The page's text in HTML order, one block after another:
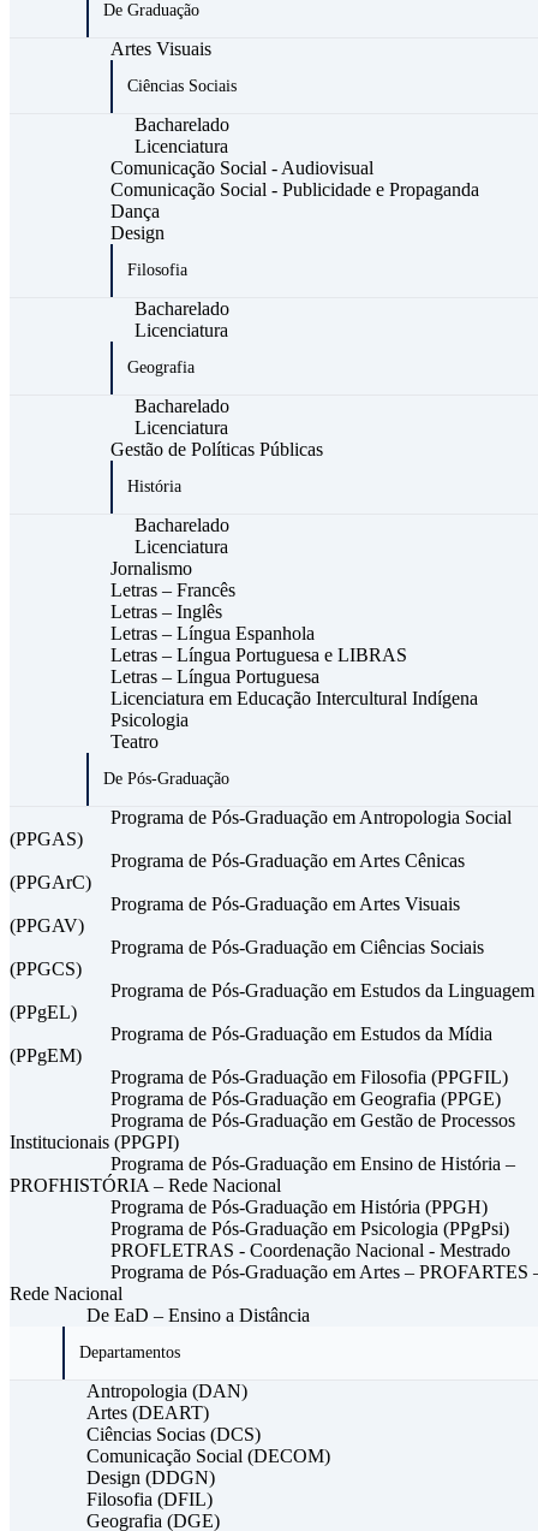
De Graduação
Artes Visuais
Ciências Sociais
Bacharelado
Licenciatura
Comunicação Social - Audiovisual
Comunicação Social - Publicidade e Propaganda
Dança
Design
Filosofia
Bacharelado
Licenciatura
Geografia
Bacharelado
Licenciatura
Gestão de Políticas Públicas
História
Bacharelado
Licenciatura
Jornalismo
Letras – Francês
Letras – Inglês
Letras – Língua Espanhola
Letras – Língua Portuguesa e LIBRAS
Letras – Língua Portuguesa
Licenciatura em Educação Intercultural Indígena
Psicologia
Teatro
De Pós-Graduação
Programa de Pós-Graduação em Antropologia Social
(PPGAS)
Programa de Pós-Graduação em Artes Cênicas
(PPGArC)
Programa de Pós-Graduação em Artes Visuais
(PPGAV)
Programa de Pós-Graduação em Ciências Sociais
(PPGCS)
Programa de Pós-Graduação em Estudos da Linguagem
(PPgEL)
Programa de Pós-Graduação em Estudos da Mídia
(PPgEM)
Programa de Pós-Graduação em Filosofia (PPGFIL)
Programa de Pós-Graduação em Geografia (PPGE)
Programa de Pós-Graduação em Gestão de Processos
Institucionais (PPGPI)
Programa de Pós-Graduação em Ensino de História –
PROFHISTÓRIA – Rede Nacional
Programa de Pós-Graduação em História (PPGH)
Programa de Pós-Graduação em Psicologia (PPgPsi)
PROFLETRAS - Coordenação Nacional - Mestrado
Programa de Pós-Graduação em Artes – PROFARTES
Rede Nacional
De EaD – Ensino a Distância
Departamentos
Antropologia (DAN)
Artes (DEART)
Ciências Socias (DCS)
Comunicação Social (DECOM)
Design (DDGN)
Filosofia (DFIL)
Geografia (DGE)